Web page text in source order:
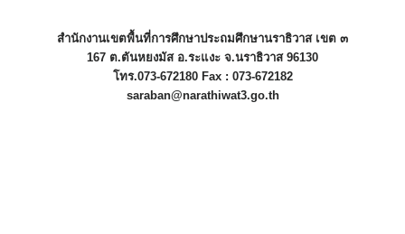
สำนักงานเขตพื้นที่การศึกษาประถมศึกษานราธิวาส เขต ๓
167 ต.ตันหยงมัส อ.ระแงะ จ.นราธิวาส 96130
โทร.073-672180 Fax : 073-672182
saraban@narathiwat3.go.th